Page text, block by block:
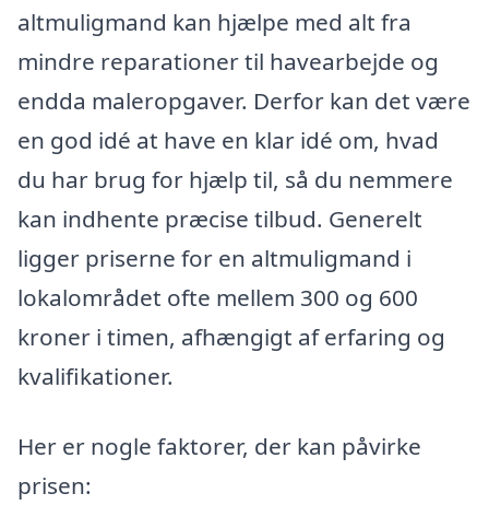
altmuligmand kan hjælpe med alt fra
mindre reparationer til havearbejde og
endda maleropgaver. Derfor kan det være
en god idé at have en klar idé om, hvad
du har brug for hjælp til, så du nemmere
kan indhente præcise tilbud. Generelt
ligger priserne for en altmuligmand i
lokalområdet ofte mellem 300 og 600
kroner i timen, afhængigt af erfaring og
kvalifikationer.
Her er nogle faktorer, der kan påvirke
prisen: